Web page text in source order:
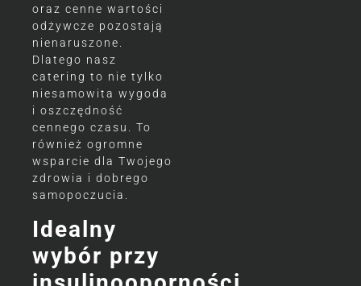
oraz cenne wartości
odżywcze pozostają
nienaruszone.
Dlatego nasz
catering to nie tylko
niesamowita wygoda
i oszczędność
cennego czasu. To
również ogromne
wsparcie dla Twojego
zdrowia i dobrego
samopoczucia.
Idealny
wybór przy